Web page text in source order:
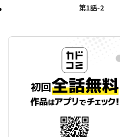
第1話-2